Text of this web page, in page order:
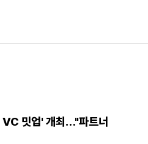
밋업' 개최…"파트너